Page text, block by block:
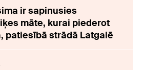
ir sapinusies
māte, kurai piederot
patiesībā strādā Latgalē